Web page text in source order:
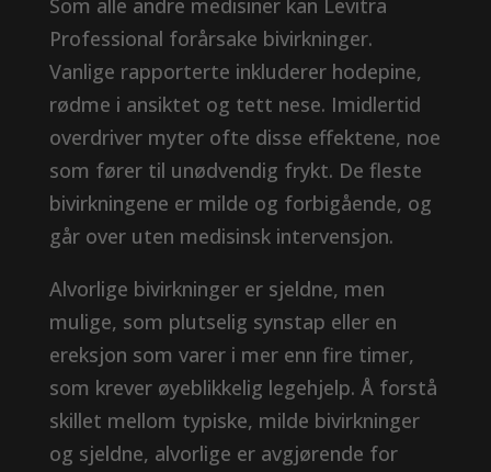
Som alle andre medisiner kan Levitra
Professional forårsake bivirkninger.
Vanlige rapporterte inkluderer hodepine,
rødme i ansiktet og tett nese. Imidlertid
overdriver myter ofte disse effektene, noe
som fører til unødvendig frykt. De fleste
bivirkningene er milde og forbigående, og
går over uten medisinsk intervensjon.
Alvorlige bivirkninger er sjeldne, men
mulige, som plutselig synstap eller en
ereksjon som varer i mer enn fire timer,
som krever øyeblikkelig legehjelp. Å forstå
skillet mellom typiske, milde bivirkninger
og sjeldne, alvorlige er avgjørende for